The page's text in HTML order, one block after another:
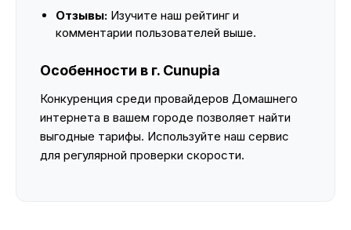
Отзывы: Изучите наш рейтинг и
комментарии пользователей выше.
Особенности в г. Cunupia
Конкуренция среди провайдеров Домашнего
интернета в вашем городе позволяет найти
выгодные тарифы. Используйте наш сервис
для регулярной проверки скорости.